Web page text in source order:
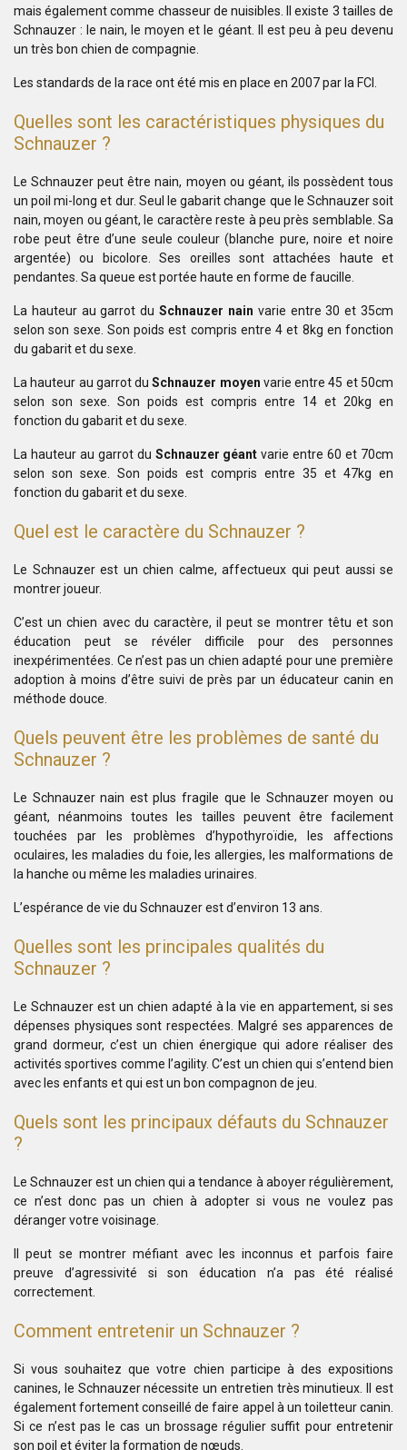
mais également comme chasseur de nuisibles. Il existe 3 tailles de
Schnauzer : le nain, le moyen et le géant. Il est peu à peu devenu
un très bon chien de compagnie.
Les standards de la race ont été mis en place en 2007 par la FCI.
Quelles sont les caractéristiques physiques du
Schnauzer ?
Le Schnauzer peut être nain, moyen ou géant, ils possèdent tous
un poil mi-long et dur. Seul le gabarit change que le Schnauzer soit
nain, moyen ou géant, le caractère reste à peu près semblable. Sa
robe peut être d’une seule couleur (blanche pure, noire et noire
argentée) ou bicolore. Ses oreilles sont attachées haute et
pendantes. Sa queue est portée haute en forme de faucille.
La hauteur au garrot duSchnauzer nain varie entre 30 et 35cm
selon son sexe. Son poids est compris entre 4 et 8kg en fonction
du gabarit et du sexe.
La hauteur au garrot duSchnauzer moyen varie entre 45 et 50cm
selon son sexe. Son poids est compris entre 14 et 20kg en
fonction du gabarit et du sexe.
La hauteur au garrot du Schnauzer géant varie entre 60 et 70cm
selon son sexe. Son poids est compris entre 35 et 47kg en
fonction du gabarit et du sexe.
Quel est le caractère du Schnauzer ?
Le Schnauzer est un chien calme, affectueux qui peut aussi se
montrer joueur.
C’est un chien avec du caractère, il peut se montrer têtu et son
éducation peut se révéler difficile pour des personnes
inexpérimentées. Ce n’est pas un chien adapté pour une première
adoption à moins d’être suivi de près par un éducateur canin en
méthode douce.
Quels peuvent être les problèmes de santé du
Schnauzer ?
Le Schnauzer nain est plus fragile que le Schnauzer moyen ou
géant, néanmoins toutes les tailles peuvent être facilement
touchées par les problèmes d’hypothyroïdie, les affections
oculaires, les maladies du foie, les allergies, les malformations de
la hanche ou même les maladies urinaires.
L’espérance de vie du Schnauzer est d’environ 13 ans.
Quelles sont les principales qualités du
Schnauzer ?
Le Schnauzer est un chien adapté à la vie en appartement, si ses
dépenses physiques sont respectées. Malgré ses apparences de
grand dormeur, c’est un chien énergique qui adore réaliser des
activités sportives comme l’agility. C’est un chien qui s’entend bien
avec les enfants et qui est un bon compagnon de jeu.
Quels sont les principaux défauts du Schnauzer
?
Le Schnauzer est un chien qui a tendance à aboyer régulièrement,
ce n’est donc pas un chien à adopter si vous ne voulez pas
déranger votre voisinage.
Il peut se montrer méfiant avec les inconnus et parfois faire
preuve d’agressivité si son éducation n’a pas été réalisé
correctement.
Comment entretenir un Schnauzer ?
Si vous souhaitez que votre chien participe à des expositions
canines, le Schnauzer nécessite un entretien très minutieux. Il est
également fortement conseillé de faire appel à un toiletteur canin.
Si ce n’est pas le cas un brossage régulier suffit pour entretenir
son poil et éviter la formation de nœuds.